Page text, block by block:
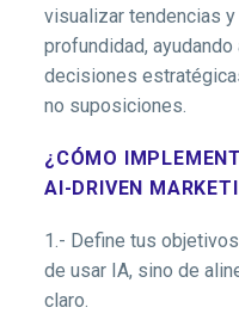
visualizar tendencias
profundidad,
decisiones
no suposiciones.
¿CÓMO
AI-DRIVEN
1.- Define tus
de usar IA, sino de
claro.